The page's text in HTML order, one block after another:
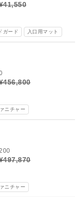
ガード 入口用マット
ニチャー
ニチャー